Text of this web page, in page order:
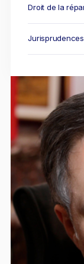
Droit de la